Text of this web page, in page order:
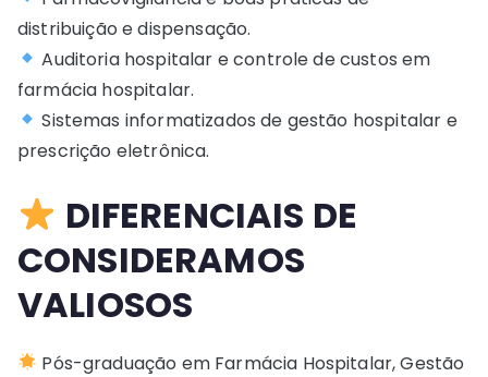
distribuição e dispensação.
Auditoria hospitalar e controle de custos em
farmácia hospitalar.
Sistemas informatizados de gestão hospitalar e
prescrição eletrônica.
DIFERENCIAIS DE
CONSIDERAMOS
VALIOSOS
Pós-graduação em Farmácia Hospitalar, Gestão